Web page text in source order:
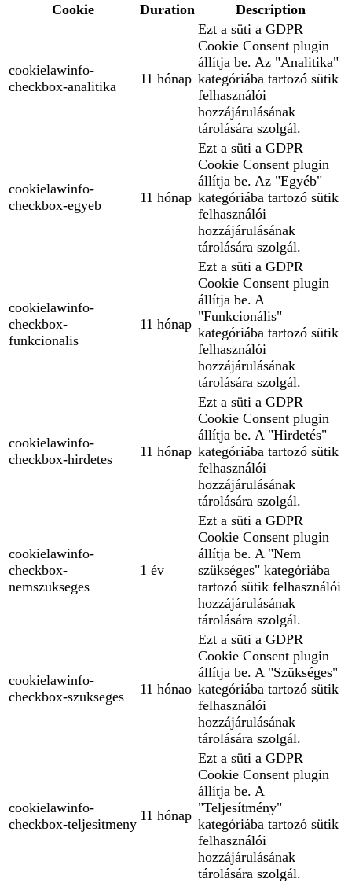
Cookie
Duration Description
cookielawinfo-
checkbox-analitika
11 hónap
Ezt a süti a GDPR
Cookie Consent plugin
állítja be. Az "Analitika"
kategóriába tartozó sütik
felhasználói
hozzájárulásának
tárolására szolgál.
cookielawinfo-
checkbox-egyeb
11 hónap
Ezt a süti a GDPR
Cookie Consent plugin
állítja be. Az "Egyéb"
kategóriába tartozó sütik
felhasználói
hozzájárulásának
tárolására szolgál.
cookielawinfo-
checkbox-
funkcionalis
11 hónap
Ezt a süti a GDPR
Cookie Consent plugin
állítja be. A
"Funkcionális"
kategóriába tartozó sütik
felhasználói
hozzájárulásának
tárolására szolgál.
cookielawinfo-
checkbox-hirdetes
11 hónap
Ezt a süti a GDPR
Cookie Consent plugin
állítja be. A "Hirdetés"
kategóriába tartozó sütik
felhasználói
hozzájárulásának
tárolására szolgál.
cookielawinfo-
checkbox-
nemszukseges
1 év
Ezt a süti a GDPR
Cookie Consent plugin
állítja be. A "Nem
szükséges" kategóriába
tartozó sütik felhasználói
hozzájárulásának
tárolására szolgál.
cookielawinfo-
checkbox-szukseges
11 hónao
Ezt a süti a GDPR
Cookie Consent plugin
állítja be. A "Szükséges"
kategóriába tartozó sütik
felhasználói
hozzájárulásának
tárolására szolgál.
cookielawinfo-
checkbox-teljesitmeny
11 hónap
Ezt a süti a GDPR
Cookie Consent plugin
állítja be. A
"Teljesítmény"
kategóriába tartozó sütik
felhasználói
hozzájárulásának
tárolására szolgál.